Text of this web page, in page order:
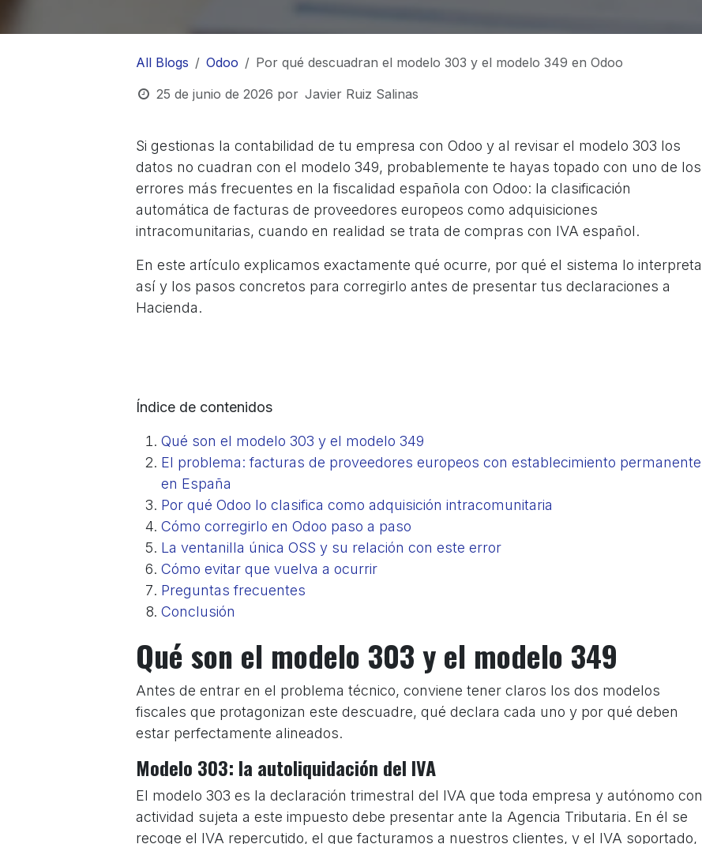
All Blogs Odoo
Por qué descuadran el modelo 303 y el modelo 349 en Odoo
25 de junio de 2026 por Javier Ruiz Salinas
Si gestionas la contabilidad de tu empresa con Odoo y al revisar el modelo 303 los
datos no cuadran con el modelo 349, probablemente te hayas topado con uno de los
errores más frecuentes en la fiscalidad española con Odoo: la clasificación
automática de facturas de proveedores europeos como adquisiciones
intracomunitarias, cuando en realidad se trata de compras con IVA español.
En este artículo explicamos exactamente qué ocurre, por qué el sistema lo interpreta
así y los pasos concretos para corregirlo antes de presentar tus declaraciones a
Hacienda.
Índice de contenidos
Qué son el modelo 303 y el modelo 349
El problema: facturas de proveedores europeos con establecimiento permanente
en España
Por qué Odoo lo clasifica como adquisición intracomunitaria
Cómo corregirlo en Odoo paso a paso
La ventanilla única OSS y su relación con este error
Cómo evitar que vuelva a ocurrir
Preguntas frecuentes
Conclusión
Qué son el modelo 303 y el modelo 349
Antes de entrar en el problema técnico, conviene tener claros los dos modelos
fiscales que protagonizan este descuadre, qué declara cada uno y por qué deben
estar perfectamente alineados.
Modelo 303: la autoliquidación del IVA
El modelo 303 es la declaración trimestral del IVA que toda empresa y autónomo con
actividad sujeta a este impuesto debe presentar ante la Agencia Tributaria. En él se
recoge el IVA repercutido, el que facturamos a nuestros clientes, y el IVA soportado,